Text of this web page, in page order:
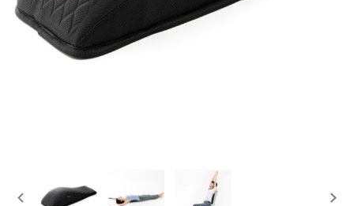
ショッピングガイド